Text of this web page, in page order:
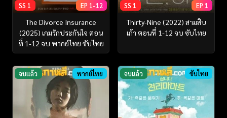
SS 1 EP 1-12
The Divorce Insurance
(2025) เกมรักประกันใจ ตอน
ที่ 1-12 จบ พากย์ไทย ซับไทย
SS 1 EP 1
Thirty-Nine (2022) สามสิบ
เก้า ตอนที่ 1-12 จบ ซับไทย
จบแล้ว พากย์ไทย จบแล้ว ซับไทย